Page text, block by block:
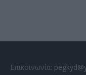
Επικοινωνία: